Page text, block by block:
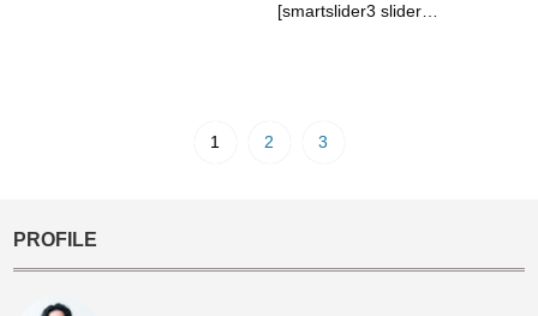
[smartslider3 slider…
1 2 3
PROFILE